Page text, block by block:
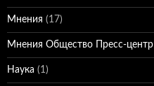
Мнения (17)
Мнения Общество Пресс-центр
Наука (1)